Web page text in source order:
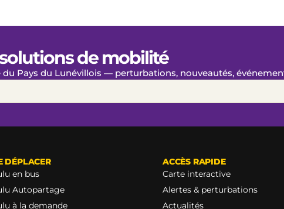
de mobilité
Pays du Lunévillois — perturbations, nouveautés,
DÉPLACER
en bus
Autopartage
à la demande
ACCÈS RAPIDE
Carte interactive
Alertes & perturbations
Actualités